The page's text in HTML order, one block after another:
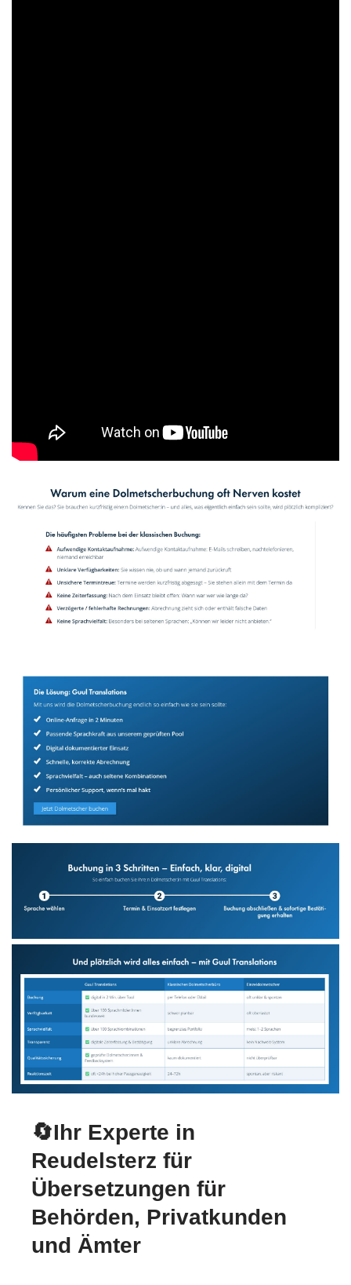
🔄Ihr Experte in
Reudelsterz für
Übersetzungen für
Behörden, Privatkunden
und Ämter